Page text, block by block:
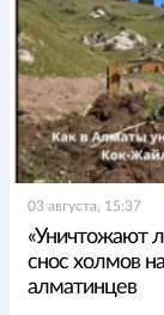
03 августа, 15:37
«Уничтожают
снос холмов
алматинцев